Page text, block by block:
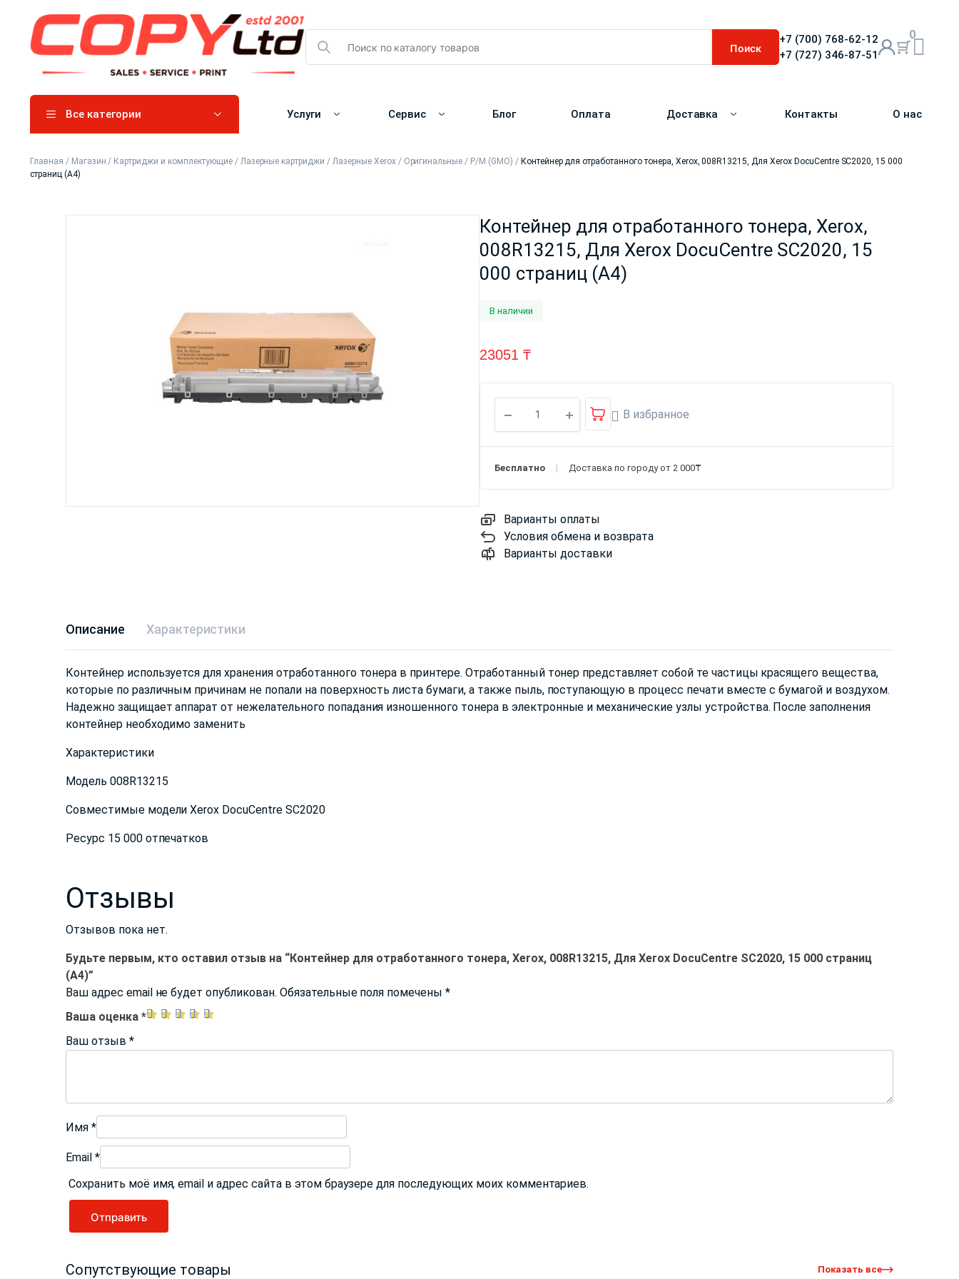
Поиск
+7 (700) 768-62-12
+7 (727) 346-87-51
0
Все категории Услуги Сервис Блог Оплата Доставка Контакты О нас
Главная / Магазин / Картриджи и комплектующие/ Лазерные картриджи /Лазерные Xerox/ Оригинальные / Р/М (GMO) / Контейнер для отработанного тонера, Xerox, 008R13215, Для Xerox DocuCentre SC2020, 15 000
страниц (А4)
Контейнер для отработанного тонера, Xerox,
008R13215, Для Xerox DocuCentre SC2020, 15
000 страниц (А4)
В наличии
23051 ₸
В избранное
Бесплатно Доставка по городу от 2 000₸
Варианты оплаты
Условия обмена и возврата
Варианты доставки
Описание Характеристики
Контейнер используется для хранения отработанного тонера в принтере. Отработанный тонер представляет собой те частицы красящего вещества,
которые по различным причинам не попали на поверхность листа бумаги, а также пыль, поступающую в процесс печати вместе с бумагой и воздухом.
Надежно защищает аппарат от нежелательного попадания изношенного тонера в электронные и механические узлы устройства. После заполнения
контейнер необходимо заменить
Характеристики
Модель 008R13215
Совместимые модели Xerox DocuCentre SC2020
Ресурс 15 000 отпечатков
Отзывы
Отзывов пока нет.
Будьте первым, кто оставил отзыв на “Контейнер для отработанного тонера, Xerox, 008R13215, Для Xerox DocuCentre SC2020, 15 000 страниц
(А4)”
Ваш адрес email не будет опубликован. Обязательные поля помечены*
Ваша оценка *
Ваш отзыв *
Имя *
Email *
Сохранить моё имя, email и адрес сайта в этом браузере для последующих моих комментариев.
Сопутствующие товары Показать все